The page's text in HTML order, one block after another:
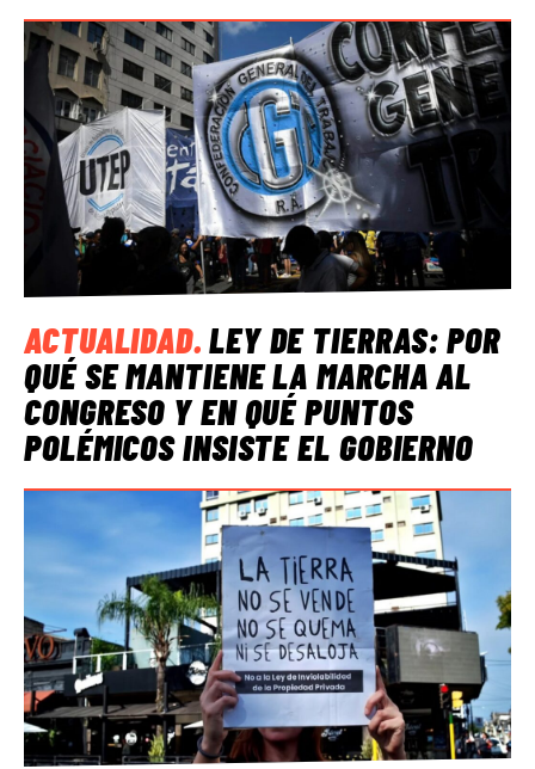
ACTUALIDAD.LEY DE TIERRAS: POR
QUÉ SE MANTIENE LA MARCHA AL
CONGRESO Y EN QUÉ PUNTOS
POLÉMICOS INSISTE EL GOBIERNO